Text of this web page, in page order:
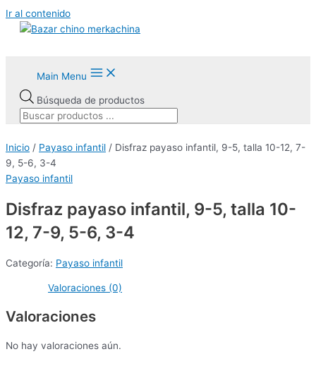
Ir al contenido
Main Menu
Búsqueda de productos
Inicio / Payaso infantil / Disfraz payaso infantil, 9-5, talla 10-12, 7-
9, 5-6, 3-4
Payaso infantil
Disfraz payaso infantil, 9-5, talla 10-
12, 7-9, 5-6, 3-4
Categoría: Payaso infantil
Valoraciones (0)
Valoraciones
No hay valoraciones aún.